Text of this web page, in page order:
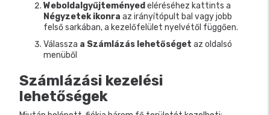
Weboldalgyűjteményed eléréséhez kattints a
Négyzetek ikonra az irányítópult bal vagy jobb
felső sarkában, a kezelőfelület nyelvétől függően.
Válassza a Számlázás lehetőséget az oldalsó
menüből
Számlázási kezelési
lehetőségek